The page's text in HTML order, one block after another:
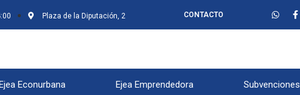
Plaza de la Diputación, 2 CONTACTO
Econurbana Ejea Emprendedora Subvenciones